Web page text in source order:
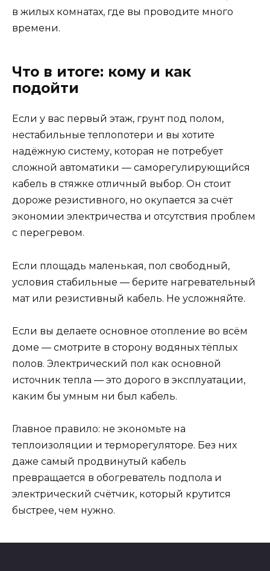
в жилых комнатах, где вы проводите много
времени.
Что в итоге: кому и как
подойти
Если у вас первый этаж, грунт под полом,
нестабильные теплопотери и вы хотите
надёжную систему, которая не потребует
сложной автоматики — саморегулирующийся
кабель в стяжке отличный выбор. Он стоит
дороже резистивного, но окупается за счёт
экономии электричества и отсутствия проблем
с перегревом.
Если площадь маленькая, пол свободный,
условия стабильные — берите нагревательный
мат или резистивный кабель. Не усложняйте.
Если вы делаете основное отопление во всём
доме — смотрите в сторону водяных тёплых
полов. Электрический пол как основной
источник тепла — это дорого в эксплуатации,
каким бы умным ни был кабель.
Главное правило: не экономьте на
теплоизоляции и терморегуляторе. Без них
даже самый продвинутый кабель
превращается в обогреватель подпола и
электрический счётчик, который крутится
быстрее, чем нужно.